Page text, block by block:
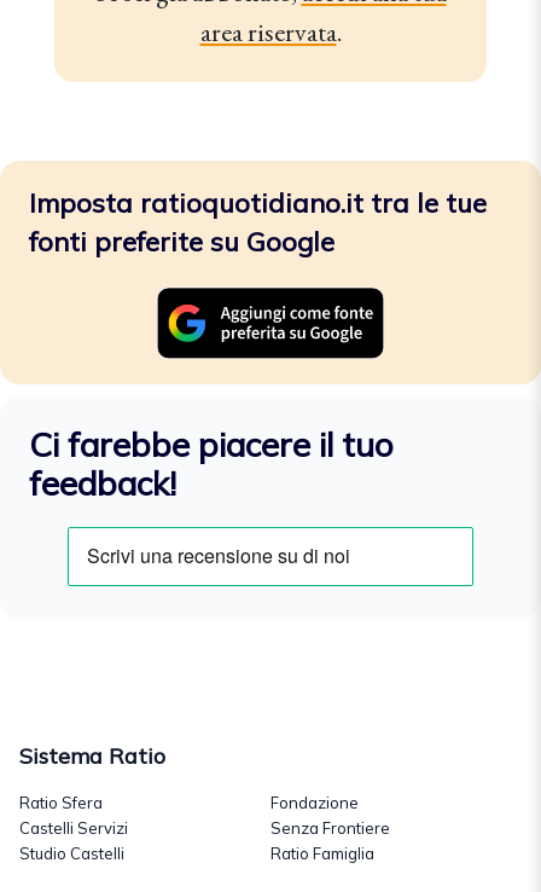
area riservata.
Imposta ratioquotidiano.it tra le tue
fonti preferite su Google
Ci farebbe piacere il tuo
feedback!
Sistema Ratio
Ratio Sfera
Castelli Servizi
Studio Castelli
Fondazione
Senza Frontiere
Ratio Famiglia